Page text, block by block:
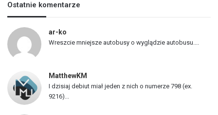
t
a
o
j
w
Ostatnie komentarze
ar-ko
Wreszcie mniejsze autobusy o wyglądzie autobusu....
MatthewKM
I dzisiaj debiut miał jeden z nich o numerze 798 (ex.
9216)...